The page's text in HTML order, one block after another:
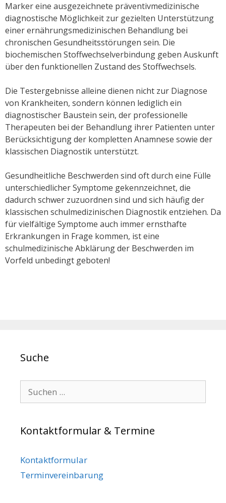
Marker eine ausgezeichnete präventivmedizinische
diagnostische Möglichkeit zur gezielten Unterstützung
einer ernährungsmedizinischen Behandlung bei
chronischen Gesundheitsstörungen sein. Die
biochemischen Stoffwechselverbindung geben Auskunft
über den funktionellen Zustand des Stoffwechsels.
Die Testergebnisse alleine dienen nicht zur Diagnose
von Krankheiten, sondern können lediglich ein
diagnostischer Baustein sein, der professionelle
Therapeuten bei der Behandlung ihrer Patienten unter
Berücksichtigung der kompletten Anamnese sowie der
klassischen Diagnostik unterstützt.
Gesundheitliche Beschwerden sind oft durch eine Fülle
unterschiedlicher Symptome gekennzeichnet, die
dadurch schwer zuzuordnen sind und sich häufig der
klassischen schulmedizinischen Diagnostik entziehen. Da
für vielfältige Symptome auch immer ernsthafte
Erkrankungen in Frage kommen, ist eine
schulmedizinische Abklärung der Beschwerden im
Vorfeld unbedingt geboten!
Suche
Search for:
Kontaktformular & Termine
Kontaktformular
Terminvereinbarung